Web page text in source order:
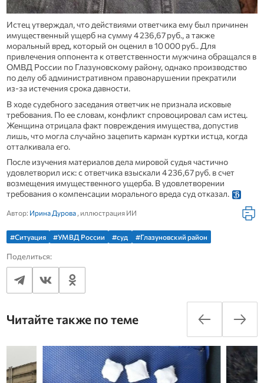
Истец утверждал, что действиями ответчика ему был причинен
имущественный ущерб на сумму 4 236,67 руб., а также
моральный вред, который он оценил в 10 000 руб.. Для
привлечения оппонента к ответственности мужчина обращался в
ОМВД России по Глазуновскому району, однако производство
по делу об административном правонарушении прекратили
из‑за истечения срока давности.
В ходе судебного заседания ответчик не признала исковые
требования. По ее словам, конфликт спровоцировал сам истец.
Женщина отрицала факт повреждения имущества, допустив
лишь, что могла случайно зацепить карман куртки истца, когда
отталкивала его.
После изучения материалов дела мировой судья частично
удовлетворил иск: с ответчика взыскали 4 236,67 руб. в счет
возмещения имущественного ущерба. В удовлетворении
требования о компенсации морального вреда суд отказал.
Автор: Ирина Дурова, иллюстрация ИИ
#Ситуация #УМВД России #суд #Глазуновский район
Поделиться:
Читайте также по теме